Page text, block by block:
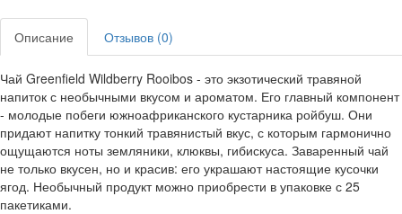
Описание Отзывов (0)
Чай Greenfield Wildberry Rooibos - это экзотический травяной
напиток с необычными вкусом и ароматом. Его главный компонент
- молодые побеги южноафриканского кустарника ройбуш. Они
придают напитку тонкий травянистый вкус, с которым гармонично
ощущаются ноты земляники, клюквы, гибискуса. Заваренный чай
не только вкусен, но и красив: его украшают настоящие кусочки
ягод. Необычный продукт можно приобрести в упаковке с 25
пакетиками.